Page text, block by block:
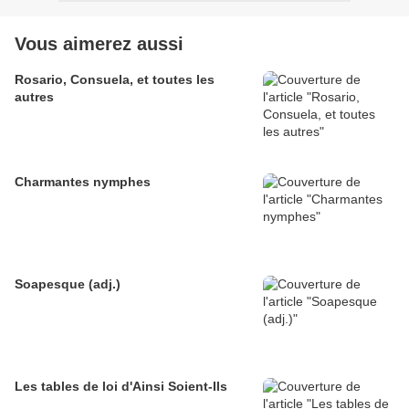
Vous aimerez aussi
Rosario, Consuela, et toutes les
autres
Charmantes nymphes
Soapesque (adj.)
Les tables de loi d'Ainsi Soient-Ils